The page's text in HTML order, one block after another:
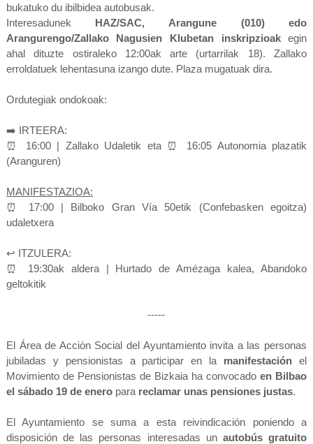
bukatuko du ibilbidea autobusak.
Interesadunek HAZ/SAC, Arangune (010) edo
Arangurengo/Zallako Nagusien Klubetan inskripzioakegin
ahal dituzte ostiraleko 12:00ak arte (urtarrilak 18). Zallako
erroldatuek lehentasuna izango dute. Plaza mugatuak dira.
Ordutegiak ondokoak:
➡️ IRTEERA:
⏰ 16:00 | Zallako Udaletik eta ⏰ 16:05 Autonomia plazatik
(Aranguren)
MANIFESTAZIOA:
⏰ 17:00 | Bilboko Gran Vía 50etik (Confebasken egoitza)
udaletxera
↩️ ITZULERA:
⏰ 19:30ak aldera
| Hurtado de Amézaga kalea, Abandoko
geltokitik
-----
El Área de Acción Social del Ayuntamiento invita a las personas
jubiladas y pensionistas a participar en la manifestación el
Movimiento de Pensionistas de Bizkaia ha convocadoen Bilbao
el sábado 19 de eneropara reclamar unas pensiones justas.
El Ayuntamiento se suma a esta reivindicación poniendo a
disposición de las personas interesadas un autobús gratuito